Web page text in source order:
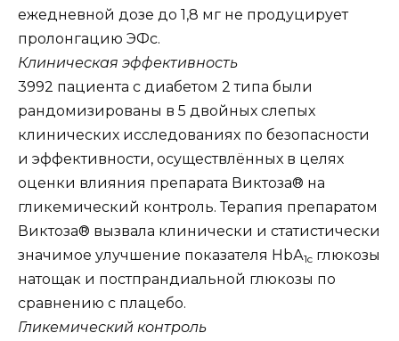
ежедневной дозе до 1,8 мг не продуцирует
пролонгацию ЭФс.
Клиническая эффективность
3992 пациента с диабетом 2 типа были
рандомизированы в 5 двойных слепых
клинических исследованиях по безопасности
и эффективности, осуществлённых в целях
оценки влияния препарата Виктоза® на
гликемический контроль. Терапия препаратом
Виктоза® вызвала клинически и статистически
значимое улучшение показателя НbА1c глюкозы
натощак и постпрандиальной глюкозы по
сравнению с плацебо.
Гликемический контроль